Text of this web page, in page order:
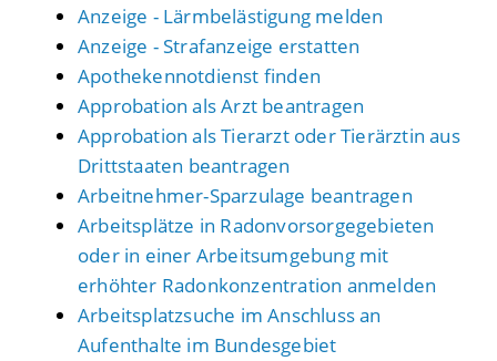
Anzeige - Lärmbelästigung melden
Anzeige - Strafanzeige erstatten
Apothekennotdienst finden
Approbation als Arzt beantragen
Approbation als Tierarzt oder Tierärztin aus
Drittstaaten beantragen
Arbeitnehmer-Sparzulage beantragen
Arbeitsplätze in Radonvorsorgegebieten
oder in einer Arbeitsumgebung mit
erhöhter Radonkonzentration anmelden
Arbeitsplatzsuche im Anschluss an
Aufenthalte im Bundesgebiet